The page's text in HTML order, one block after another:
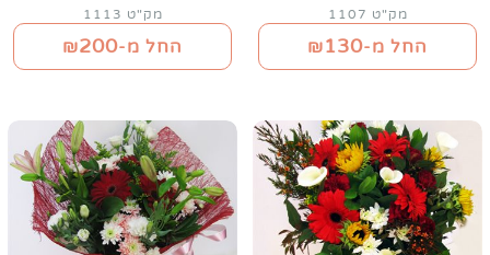
מק"ט 1107
החל מ-₪130
מק"ט 1113
החל מ-₪200